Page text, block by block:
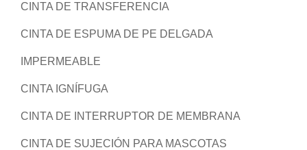
CINTA DE TRANSFERENCIA
CINTA DE ESPUMA DE PE DELGADA
IMPERMEABLE
CINTA IGNÍFUGA
CINTA DE INTERRUPTOR DE MEMBRANA
CINTA DE SUJECIÓN PARA MASCOTAS